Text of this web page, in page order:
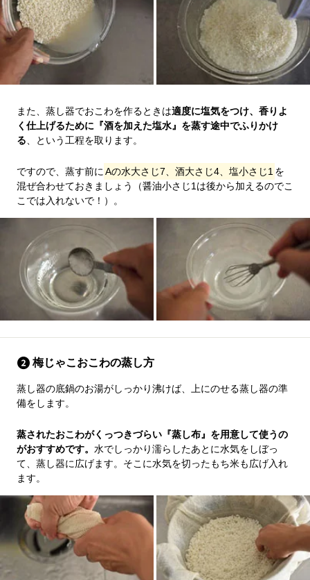
また、蒸し器でおこわを作るときは適度に塩気をつけ、香りよ
く仕上げるために『酒を加えた塩水』を蒸す途中でふりかけ
る、という工程を取ります。
ですので、蒸す前にAの水大さじ7、酒大さじ4、塩小さじ1を
混ぜ合わせておきましょう（醤油小さじ1は後から加えるのでこ
こでは入れないで！）。
梅じゃこおこわの蒸し方
蒸し器の底鍋のお湯がしっかり沸けば、上にのせる蒸し器の準
備をします。
蒸されたおこわがくっつきづらい『蒸し布』を用意して使うの
がおすすめです。 水でしっかり濡らしたあとに水気をしぼっ
て、蒸し器に広げます。そこに水気を切ったもち米も広げ入れ
ます。